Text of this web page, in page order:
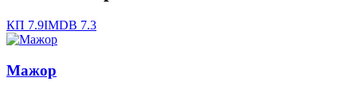
КП 7.9IMDB 7.3
Мажор